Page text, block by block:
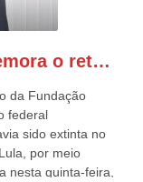
os ministros da
Desenvolvimento
o
GONZAGA PATRIOTA comemora o retorno da FUNASA
da Fundação
federal
sido extinta no
por meio
nesta quinta-feira,